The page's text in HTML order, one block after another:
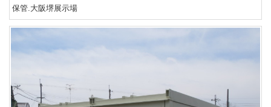
保管.大阪堺展示場